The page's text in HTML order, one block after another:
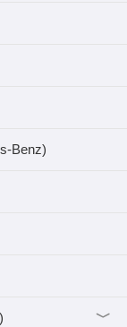
Benz)
﹀